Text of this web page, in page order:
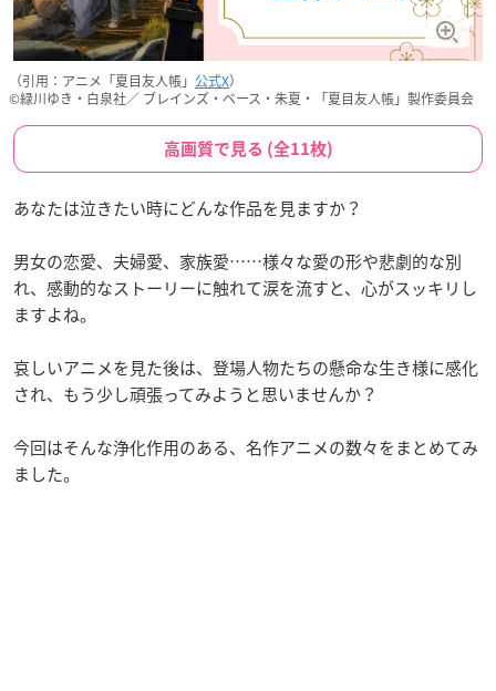
（引用：アニメ「夏目友人帳」 公式X）
©緑川ゆき・白泉社／ ブレインズ・ベース・朱夏・「夏目友人帳」製作委員会
高画質で見る (全11枚)
あなたは泣きたい時にどんな作品を見ますか？
男女の恋愛、夫婦愛、家族愛……様々な愛の形や悲劇的な別
れ、感動的なストーリーに触れて涙を流すと、心がスッキリし
ますよね。
哀しいアニメを見た後は、登場人物たちの懸命な生き様に感化
され、もう少し頑張ってみようと思いませんか？
今回はそんな浄化作用のある、名作アニメの数々をまとめてみ
ました。